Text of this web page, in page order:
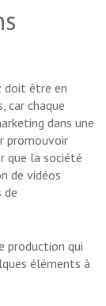
doit être en
car chaque
dans une
promouvoir
que la société
de vidéos
de
production qui
éléments à